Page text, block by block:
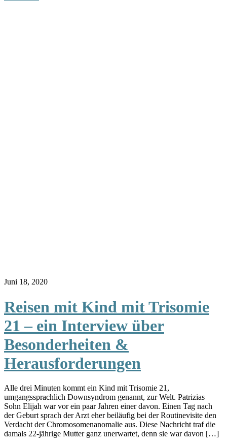
Juni 18, 2020
Reisen mit Kind mit Trisomie
21 – ein Interview über
Besonderheiten &
Herausforderungen
Alle drei Minuten kommt ein Kind mit Trisomie 21,
umgangssprachlich Downsyndrom genannt, zur Welt. Patrizias
Sohn Elijah war vor ein paar Jahren einer davon. Einen Tag nach
der Geburt sprach der Arzt eher beiläufig bei der Routinevisite den
Verdacht der Chromosomenanomalie aus. Diese Nachricht traf die
damals 22-jährige Mutter ganz unerwartet, denn sie war davon […]